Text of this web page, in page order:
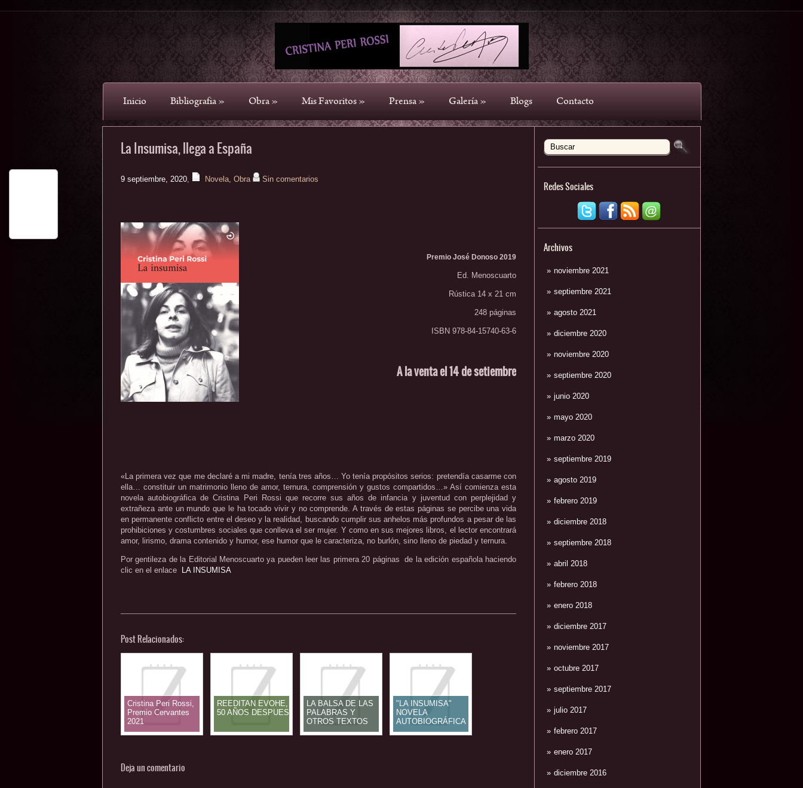
Inicio Bibliografia» Obra» Mis Favoritos» Prensa» Galería» Blogs Contacto
Redes Sociales
Archivos
noviembre 2021
septiembre 2021
agosto 2021
diciembre 2020
noviembre 2020
septiembre 2020
junio 2020
mayo 2020
marzo 2020
septiembre 2019
agosto 2019
febrero 2019
diciembre 2018
septiembre 2018
abril 2018
febrero 2018
enero 2018
diciembre 2017
noviembre 2017
octubre 2017
septiembre 2017
julio 2017
febrero 2017
enero 2017
diciembre 2016
La Insumisa, llega a España
9 septiembre, 2020, Novela, Obra Sin comentarios
Premio José Donoso 2019
Ed. Menoscuarto
Rústica 14 x 21 cm
248 páginas
ISBN 978-84-15740-63-6
A la venta el 14 de setiembre
«La primera vez que me declaré a mi madre, tenía tres años… Yo tenía propósitos serios: pretendía casarme con
ella… constituir un matrimonio lleno de amor, ternura, comprensión y gustos compartidos…» Así comienza esta
novela autobiográfica de Cristina Peri Rossi que recorre sus años de infancia y juventud con perplejidad y
extrañeza ante un mundo que le ha tocado vivir y no comprende. A través de estas páginas se percibe una vida
en permanente conflicto entre el deseo y la realidad, buscando cumplir sus anhelos más profundos a pesar de las
prohibiciones y costumbres sociales que conlleva el ser mujer. Y como en sus mejores libros, el lector encontrará
amor, lirismo, drama contenido y humor, ese humor que le caracteriza, no burlón, sino lleno de piedad y ternura.
Por gentileza de la Editorial Menoscuarto ya pueden leer las primera 20 páginas de la edición española haciendo
clic en el enlace
LA INSUMISA
Post Relacionados:
Cristina Peri Rossi,
Premio Cervantes
2021
REEDITAN EVOHE,
50 AÑOS DESPUES
LA BALSA DE LAS
PALABRAS Y
OTROS TEXTOS
"LA INSUMISA"
NOVELA
AUTOBIOGRÁFICA
DE CRISTINA
Deja un comentario